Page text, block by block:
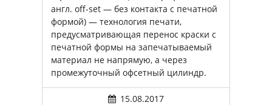
англ. off-set — без контакта с печатной
формой) — технология печати,
предусматривающая перенос краски с
печатной формы на запечатываемый
материал не напрямую, а через
промежуточный офсетный цилиндр.
15.08.2017